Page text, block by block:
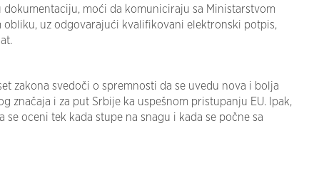
moći da komuniciraju sa Ministarstvom
uz odgovarajući kvalifikovani elektronski potpis,
zakona svedoči o spremnosti da se uvedu nova i bolja
značaja i za put Srbije ka uspešnom pristupanju EU. Ipak,
oceni tek kada stupe na snagu i kada se počne sa